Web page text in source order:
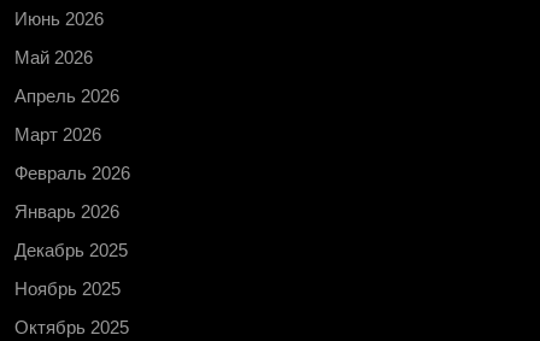
Июнь 2026
Май 2026
Апрель 2026
Март 2026
Февраль 2026
Январь 2026
Декабрь 2025
Ноябрь 2025
Октябрь 2025